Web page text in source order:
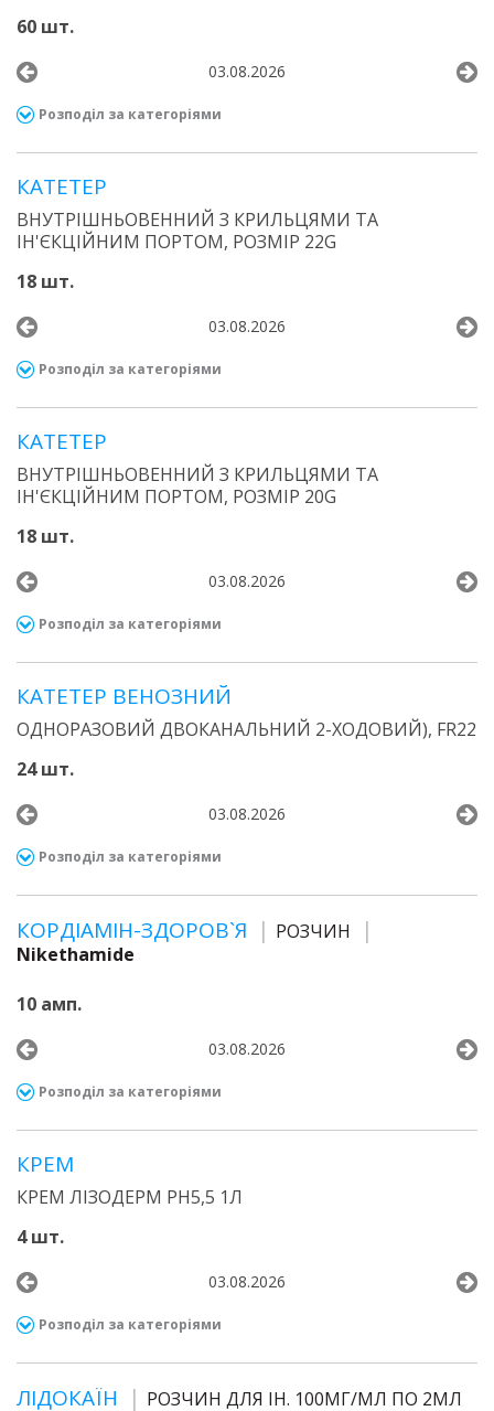
60 шт.
03.08.2026
Розподіл за категоріями
КАТЕТЕР
ВНУТРІШНЬОВЕННИЙ З КРИЛЬЦЯМИ ТА
ІН'ЄКЦІЙНИМ ПОРТОМ, РОЗМІР 22G
18 шт.
03.08.2026
Розподіл за категоріями
КАТЕТЕР
ВНУТРІШНЬОВЕННИЙ З КРИЛЬЦЯМИ ТА
ІН'ЄКЦІЙНИМ ПОРТОМ, РОЗМІР 20G
18 шт.
03.08.2026
Розподіл за категоріями
КАТЕТЕР ВЕНОЗНИЙ
ОДНОРАЗОВИЙ ДВОКАНАЛЬНИЙ 2-ХОДОВИЙ), FR22
24 шт.
03.08.2026
Розподіл за категоріями
КОРДІАМІН-ЗДОРОВ`Я
РОЗЧИН
Nikethamide
10 амп.
03.08.2026
Розподіл за категоріями
КРЕМ
КРЕМ ЛІЗОДЕРМ РН5,5 1Л
4 шт.
03.08.2026
Розподіл за категоріями
ЛІДОКАЇН РОЗЧИН ДЛЯ ІН. 100МГ/МЛ ПО 2МЛ